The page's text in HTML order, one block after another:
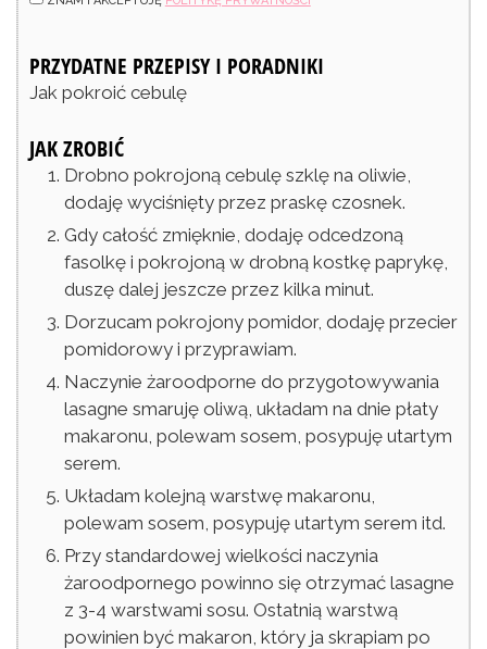
PRZYDATNE PRZEPISY I PORADNIKI
Jak pokroić cebulę
JAK ZROBIĆ
Drobno pokrojoną cebulę szklę na oliwie,
dodaję wyciśnięty przez praskę czosnek.
Gdy całość zmięknie, dodaję odcedzoną
fasolkę i pokrojoną w drobną kostkę paprykę,
duszę dalej jeszcze przez kilka minut.
Dorzucam pokrojony pomidor, dodaję przecier
pomidorowy i przyprawiam.
Naczynie żaroodporne do przygotowywania
lasagne smaruję oliwą, układam na dnie płaty
makaronu, polewam sosem, posypuję utartym
serem.
Układam kolejną warstwę makaronu,
polewam sosem, posypuję utartym serem itd.
Przy standardowej wielkości naczynia
żaroodpornego powinno się otrzymać lasagne
z 3-4 warstwami sosu. Ostatnią warstwą
powinien być makaron, który ja skrapiam po